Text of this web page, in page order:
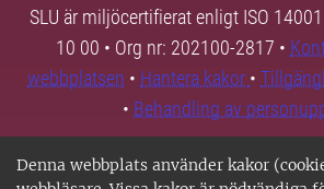
Denna webbplats använder kakor
SLU är miljöcertifierat enligt ISO
10 00 • Org nr: 202100-2817 •
webbplatsen • Hantera kakor •
• Behandling av